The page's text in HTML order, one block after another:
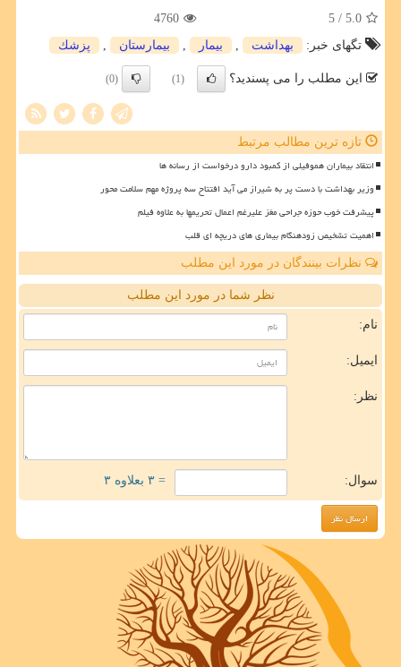
5.0
/ 5
4760
تگهای خبر:
بهداشت بیمار بیمارستان پزشك
این مطلب را می پسندید؟ (1)
(0)
تازه ترین مطالب مرتبط
انتقاد بیماران هموفیلی از کمبود دارو درخواست از رسانه ها
وزیر بهداشت با دست پر به شیراز می آید افتتاح سه پروژه مهم سلامت محور
پیشرفت خوب حوزه جراحی مغز علیرغم اعمال تحریمها به علاوه فیلم
اهمیت تشخیص زودهنگام بیماری های دریچه ای قلب
نظرات بینندگان در مورد این مطلب
نظر شما در مورد این مطلب
نام:
ایمیل:
نظر:
سوال: = ۳ بعلاوه ۳